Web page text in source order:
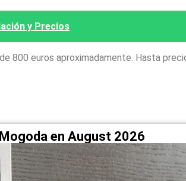
y Precios
800 euros aproximadamente. Hasta
en August 2026